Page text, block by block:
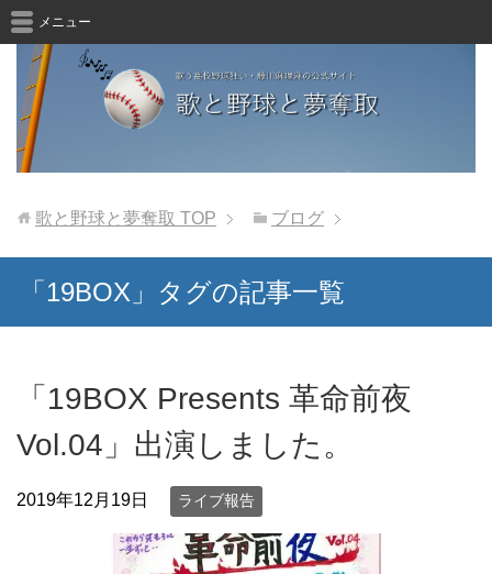
メニュー
歌と野球と夢奪取 TOP ブログ
「19BOX」タグの記事一覧
「19BOX Presents 革命前夜
Vol.04」出演しました。
2019年12月19日 ライブ報告